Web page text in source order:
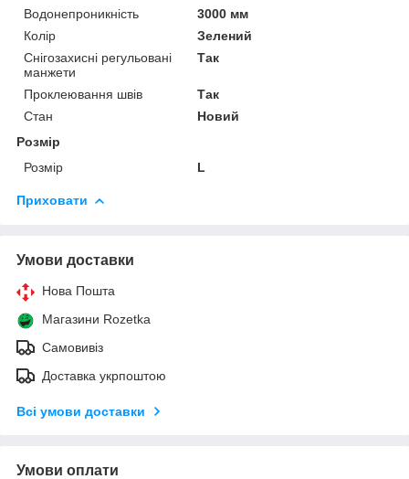
Водонепроникність
3000 мм
Колір
Зелений
Снігозахисні регульовані
манжети
Так
Проклеювання швів
Так
Стан
Новий
Розмір
Розмір
L
Приховати
Умови доставки
Нова Пошта
Магазини Rozetka
Самовивіз
Доставка укрпоштою
Всі умови доставки
Умови оплати